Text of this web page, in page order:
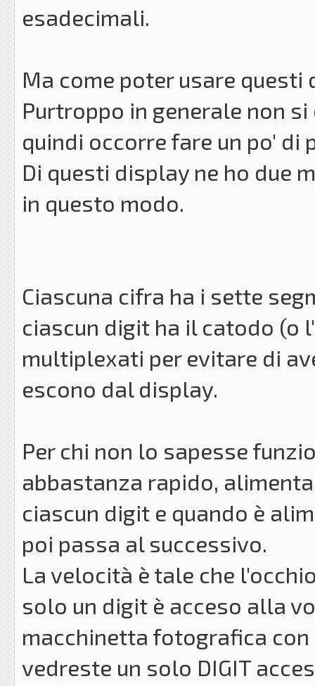
esadecimali.
Ma come poter usare questi
Purtroppo in generale non
quindi occorre fare un po' di
Di questi display ne ho due
in questo modo.
Ciascuna cifra ha i sette
ciascun digit ha il catodo (o
multiplexati per evitare di
escono dal display.
Per chi non lo sapesse
abbastanza rapido,
ciascun digit e quando è
poi passa al successivo.
La velocità è tale che
solo un digit è acceso alla
macchinetta fotografica
vedreste un solo DIGIT